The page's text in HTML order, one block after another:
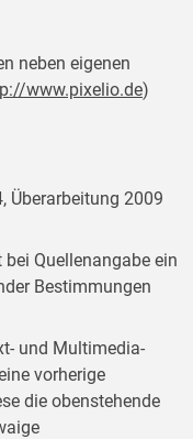
neben eigenen
www.pixelio.de)
2009
Quellenangabe ein
Bestimmungen
und Multimedia-
vorherige
die obenstehende